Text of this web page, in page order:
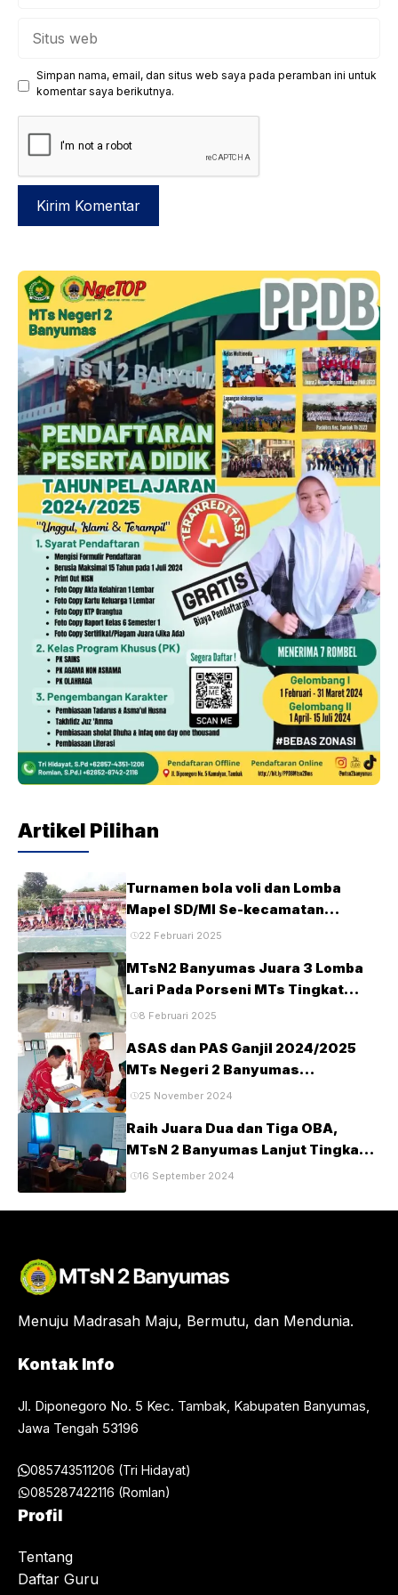
Simpan nama, email, dan situs web saya pada peramban ini untuk
komentar saya berikutnya.
Artikel Pilihan
Turnamen bola voli dan Lomba
Mapel SD/MI Se-kecamatan
Tambak pada HUT Ke-28 MTsN2
22 Februari 2025
MTsN2 Banyumas Juara 3 Lomba
Lari Pada Porseni MTs Tingkat
Kabupaten Banyumas Tahun 2025
8 Februari 2025
ASAS dan PAS Ganjil 2024/2025
MTs Negeri 2 Banyumas
Berlangsung Tertib dan Lancar
25 November 2024
Raih Juara Dua dan Tiga OBA,
MTsN 2 Banyumas Lanjut Tingkat
Provinsi
16 September 2024
Menuju Madrasah Maju, Bermutu, dan Mendunia.
Kontak Info
Jl. Diponegoro No. 5 Kec. Tambak, Kabupaten Banyumas,
Jawa Tengah 53196
085743511206 (Tri Hidayat)
085287422116 (Romlan)
Profil
Tentang
Daftar Guru